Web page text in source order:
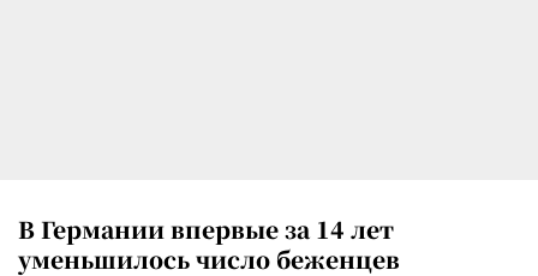
В Германии впервые за 14 лет
уменьшилось число беженцев